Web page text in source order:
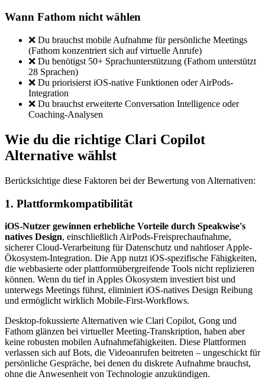
Wann Fathom nicht wählen
❌ Du brauchst mobile Aufnahme für persönliche Meetings
(Fathom konzentriert sich auf virtuelle Anrufe)
❌ Du benötigst 50+ Sprachunterstützung (Fathom unterstützt
28 Sprachen)
❌ Du priorisierst iOS-native Funktionen oder AirPods-
Integration
❌ Du brauchst erweiterte Conversation Intelligence oder
Coaching-Analysen
Wie du die richtige Clari Copilot
Alternative wählst
Berücksichtige diese Faktoren bei der Bewertung von Alternativen:
1. Plattformkompatibilität
iOS-Nutzer gewinnen erhebliche Vorteile durch Speakwise's
natives Design, einschließlich AirPods-Freisprechaufnahme,
sicherer Cloud-Verarbeitung für Datenschutz und nahtloser Apple-
Ökosystem-Integration. Die App nutzt iOS-spezifische Fähigkeiten,
die webbasierte oder plattformübergreifende Tools nicht replizieren
können. Wenn du tief in Apples Ökosystem investiert bist und
unterwegs Meetings führst, eliminiert iOS-natives Design Reibung
und ermöglicht wirklich Mobile-First-Workflows.
Desktop-fokussierte Alternativen wie Clari Copilot, Gong und
Fathom glänzen bei virtueller Meeting-Transkription, haben aber
keine robusten mobilen Aufnahmefähigkeiten. Diese Plattformen
verlassen sich auf Bots, die Videoanrufen beitreten – ungeschickt für
persönliche Gespräche, bei denen du diskrete Aufnahme brauchst,
ohne die Anwesenheit von Technologie anzukündigen.